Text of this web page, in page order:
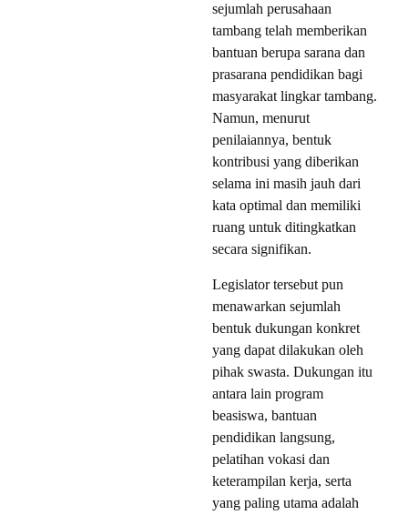
sejumlah perusahaan
tambang telah memberikan
bantuan berupa sarana dan
prasarana pendidikan bagi
masyarakat lingkar tambang.
Namun, menurut
penilaiannya, bentuk
kontribusi yang diberikan
selama ini masih jauh dari
kata optimal dan memiliki
ruang untuk ditingkatkan
secara signifikan.
Legislator tersebut pun
menawarkan sejumlah
bentuk dukungan konkret
yang dapat dilakukan oleh
pihak swasta. Dukungan itu
antara lain program
beasiswa, bantuan
pendidikan langsung,
pelatihan vokasi dan
keterampilan kerja, serta
yang paling utama adalah